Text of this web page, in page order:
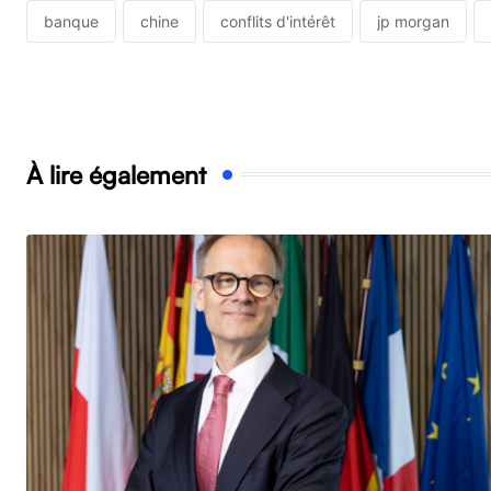
banque chine conflits d'intérêt jp morgan
À lire également